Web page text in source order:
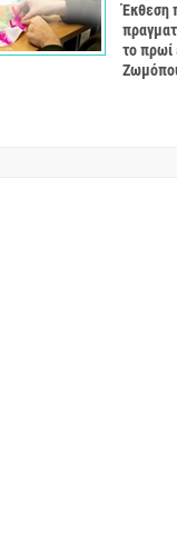
Έκθεση
το πρωί